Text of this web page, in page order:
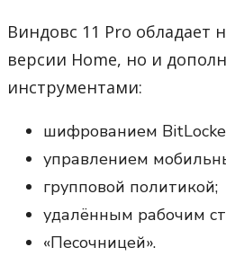
Виндовс 11 Pro обладает
версии Home, но и
инструментами:
шифрованием
управлением
групповой политикой;
удалённым рабочим
«Песочницей».